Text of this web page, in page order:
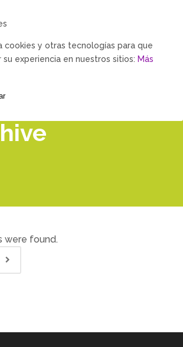
were found.
cookies y otras tecnologías para que
experiencia en nuestros sitios: Más